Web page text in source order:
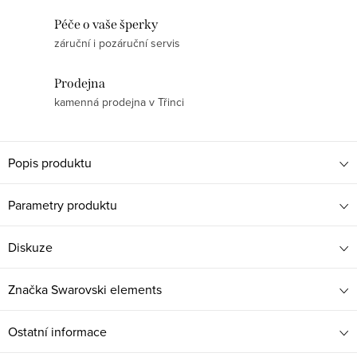
Péče o vaše šperky
záruční i pozáruční servis
Prodejna
kamenná prodejna v Třinci
Popis produktu
Parametry produktu
Diskuze
ZnačkaSwarovski elements
Ostatní informace